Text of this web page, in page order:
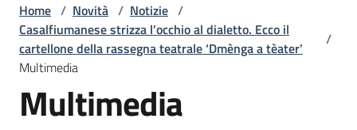
Amministrazione
Novità
Home / Novità / Notizie /
Casalfiumanese strizza l’occhio al dialetto. Ecco il
cartellone della rassegna teatrale ‘Dmènga a tèater’
/
Multimedia
Multimedia